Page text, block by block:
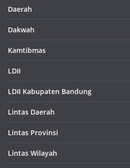
Daerah
Dakwah
Kamtibmas
LDII
LDII Kabupaten Bandung
Lintas Daerah
Lintas Provinsi
Lintas Wilayah